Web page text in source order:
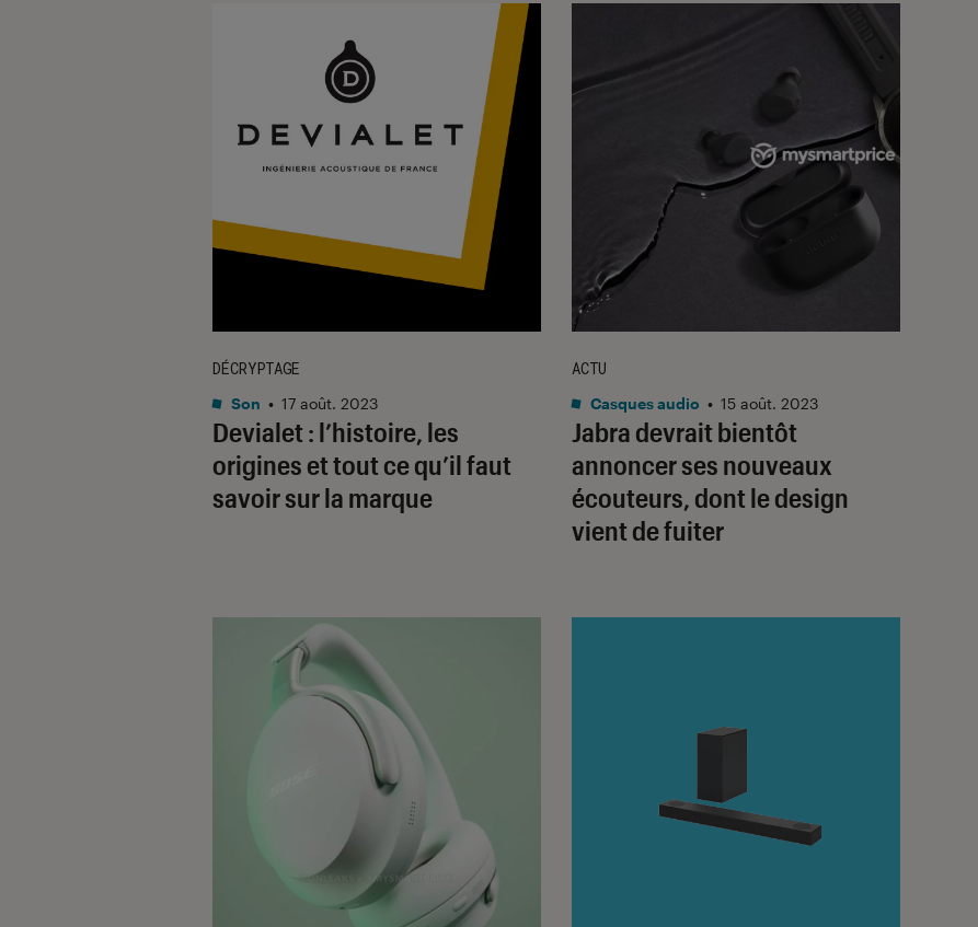
Devialet : l’histoire, les
origines et tout ce qu’il faut
savoir sur la marque
DÉCRYPTAGE
Son • 17 août. 2023
Jabra devrait bientôt
annoncer ses nouveaux
écouteurs, dont le design
vient de fuiter
ACTU
Casques audio • 15 août. 2023